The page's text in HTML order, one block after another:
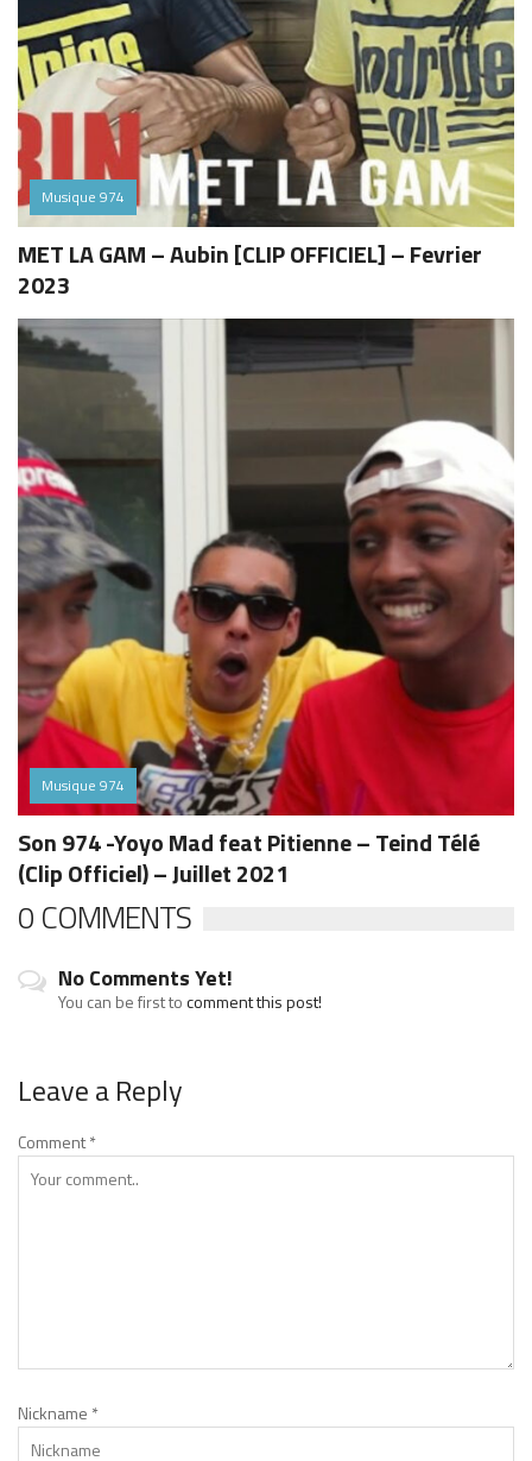
Musique 974
MET LA GAM – Aubin [CLIP OFFICIEL] – Fevrier
2023
Musique 974
Son 974 -Yoyo Mad feat Pitienne – Teind Télé
(Clip Officiel) – Juillet 2021
0 COMMENTS
No Comments Yet!
You can be first tocomment this post!
Leave a Reply
Comment*
Nickname *